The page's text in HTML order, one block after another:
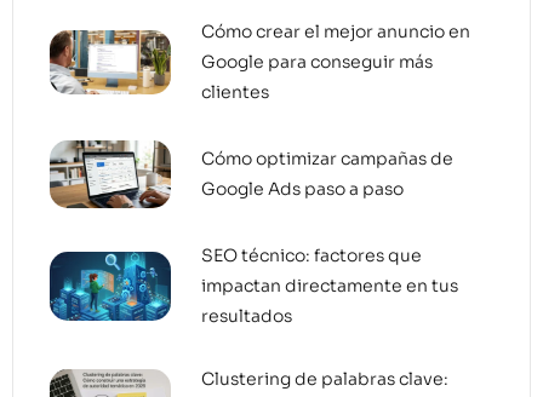
Cómo crear el mejor anuncio en
Google para conseguir más
clientes
Cómo optimizar campañas de
Google Ads paso a paso
SEO técnico: factores que
impactan directamente en tus
resultados
Clustering de palabras clave: